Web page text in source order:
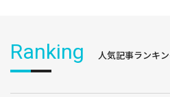
Ranking 人気記事ランキ